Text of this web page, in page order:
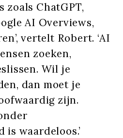
zoals ChatGPT,
AI Overviews,
vertelt Robert. ‘AI
zoeken,
Wil je
dan moet je
zijn.
waardeloos.’